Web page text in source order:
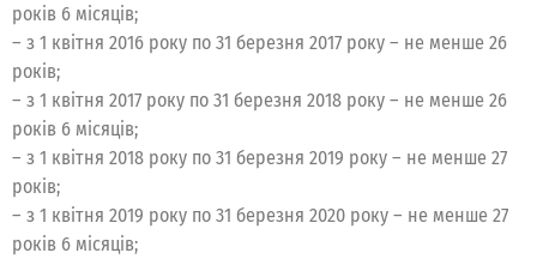
років 6 місяців;
– з 1 квітня 2016 року по 31 березня 2017 року – не менше 26
років;
– з 1 квітня 2017 року по 31 березня 2018 року – не менше 26
років 6 місяців;
– з 1 квітня 2018 року по 31 березня 2019 року – не менше 27
років;
– з 1 квітня 2019 року по 31 березня 2020 року – не менше 27
років 6 місяців;